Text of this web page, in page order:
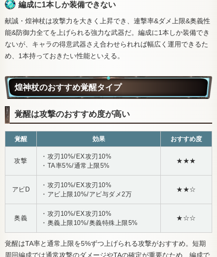
編成に1本しか装備できない
献誠・煌神杖は攻撃力を大きく上昇でき、連撃率&ダメ上限&奥義性
能&防御力全てを上げられる強力な武器だ。編成に1本しか装備でき
ないが、キャラの得意武器さえ合わせられれば幅広く運用できるた
め、1本持っておきたい性能といえる。
煌神杖のおすすめ覚醒タイプ
覚醒は攻撃のおすすめ度が高い
覚醒 効果 おすすめ度
攻撃
・攻刃10%/EX攻刃10%
・TA率5%/通常上限5%
★★★
アビD
・攻刃10%/EX攻刃10%
・アビ上限10%/アビ与ダメ2万
★★☆
奥義
・攻刃10%/EX攻刃10%
・奥義上限10%/奥義特殊上限5%
★☆☆
覚醒はTA率と通常上限を5%ずつ上げられる攻撃がおすすめ。短期
周回編成では通常攻撃のダメージやTAの確定が重要なため、編成で